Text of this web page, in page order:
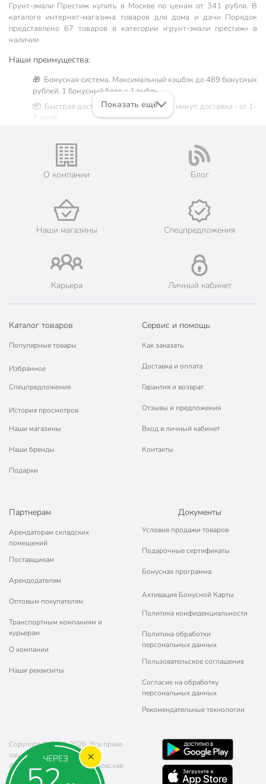
ЧЕРЕЗ
Грунт-эмали Престиж купить в Москве по ценам от 341 рубля. В
каталоге интернет-магазина товаров для дома и дачи Порядок
представлено 67 товаров в категории «грунт-эмали престиж» в
наличии
Наши преимущества:
🎁 Бонусная система. Максимальный кэшбэк до 489 бонусных
рублей, 1 бонусный балл = 1 рубль.
📦 Быстрая доставка. Самовывоз от 60 минут, доставка - от 1-
2 дней.
Жители Московской области могут сделать заказ и оплатить
его онлайн на официальном сайте сети магазинов Порядок.
💳 Оплата: онлайн на сайте интернет-гипермаркета или
🛍 Скидки, акции, распродажи каждый день!
📜 Только оригинальная продукция. Интернет-гипермаркет
Порядок - официальный представитель ведущих мировых
марок.
Показать ещё
О компании Блог
Наши магазины Спецпредложения
Карьера Личный кабинет
Каталог товаров
Популярные товары
Избранное
Спецпредложения
История просмотров
Наши магазины
Наши бренды
Подарки
Сервис и помощь
Как заказать
Доставка и оплата
Гарантия и возврат
Отзывы и предложения
Вход в личный кабинет
Контакты
Партнерам
Арендаторам складских
помещений
Поставщикам
Арендодателям
Оптовым покупателям
Транспортным компаниям и
курьерам
О компании
Наши реквизиты
Документы
Условия продажи товаров
Подарочные сертификаты
Бонусная программа
Активация Бонусной Карты
Политика конфиденциальности
Политика обработки
персональных данных
Пользовательское соглашение
Согласие на обработку
персональных данных
Рекомендательные технологии
Copyright © 2011-2026. Все права
защищены.
Адрес: г. Москва, ул. Чертановская
20 (метро Южная)